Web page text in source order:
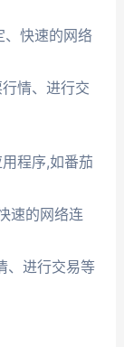
、快速的网络
情、进行交
程序,如番茄
速的网络连
、进行交易等